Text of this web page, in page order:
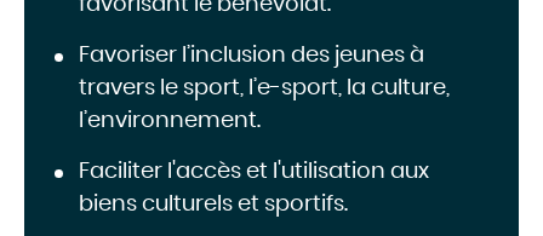
favorisant le bénévolat.
Favoriser l’inclusion des jeunes à
travers le sport, l’e-sport, la culture,
l’environnement.
Faciliter l'accès et l'utilisation aux
biens culturels et sportifs.